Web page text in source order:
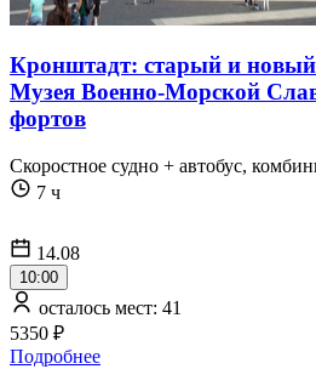
Кронштадт: старый и новый
Музея Военно-Морской
фортов
Скоростное судно + автобус,
7 ч
14.08
10:00
осталось мест: 41
5350 ₽
Подробнее